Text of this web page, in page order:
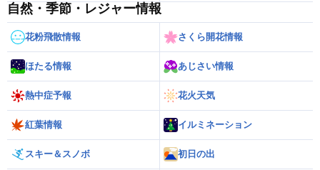
自然・季節・レジャー情報
花粉飛散情報 さくら開花情報
ほたる情報 あじさい情報
熱中症予報 花火天気
紅葉情報 イルミネーション
スキー＆スノボ 初日の出